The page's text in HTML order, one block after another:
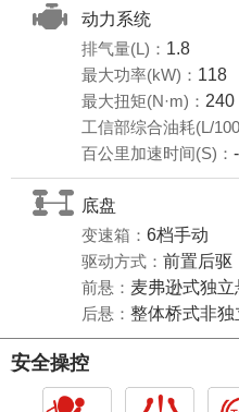
动力系统
排气量(L)： 1.8
最大功率(kW)： 118
最大扭矩(N·m)： 240
工信部综合油耗(L/
百公里加速时间(S)：
底盘
变速箱： 6档手动
驱动方式： 前置后驱
前悬： 麦弗逊式独立
后悬： 整体桥式非独
安全操控